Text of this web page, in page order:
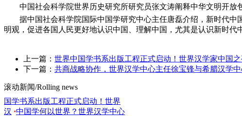
中国社会科学院世界历史研究所研究员张文涛阐释中华文明开放
据中国社会科学院国际中国学研究中心主任唐磊介绍，新时代中
明观，促进各国人民更好地认识中国、理解中国，尤其是认识新时
上一篇： 世界中国学书系出版工程正式启动！世界汉学家中国
下一篇： 共商战略协作，世界汉学中心主任徐宝锋与希腊汉学
滚动新闻/Rolling news
问道中国：“新汉学计划 ·世界汉学
中心主办！第二届南亚汉学家大会 ·
共促文明互鉴新发展，“世界文明对
开设“理 ·共商战略协作，世界汉学
中心主任徐宝锋与 ·徐宝锋教授出席
国学书系出版工程正式启动！世界
汉 ·中国学何以世界？世界汉学中心
主任徐宝锋 ·世界汉学月 | 徐宝锋教